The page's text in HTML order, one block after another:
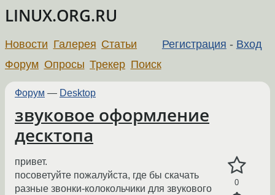
LINUX.ORG.RU
Регистрация - Вход
Новости Галерея Статьи
Форум Опросы Трекер Поиск
Форум — Desktop
звуковое оформление
десктопа
0
привет.
посоветуйте пожалуйста, где бы скачать
разные звонки-колокольчики для звукового